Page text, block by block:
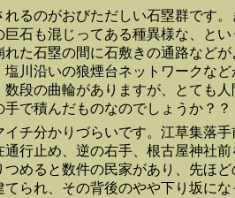
れるのがおびただしい石塁群です
巨石も混じってある種異様な、と
れた石塁の間に石敷きの通路など
塩川沿いの狼煙台ネットワークな
数段の曲輪がありますが、とても
手で積んだものなのでしょうか？？
イチ分かりづらいです。江草集落
通行止め、逆の右手、根古屋神社
つめると数件の民家があり、先ほ
てられ、その背後のやや下り坂に